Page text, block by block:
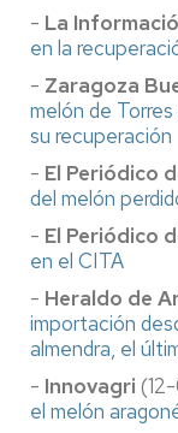
- La
en la
- Zaragoza
melón de
su recuperación
- El Periódico
del melón
- El Periódico
en el CITA
- Heraldo de
importación
almendra, el
- Innovagri
el melón